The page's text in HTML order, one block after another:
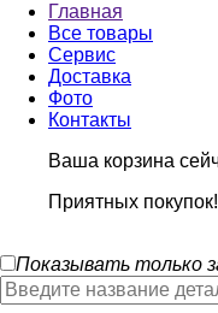
Главная
Все товары
Сервис
Доставка
Фото
Контакты
Ваша корзина
Приятных покупок!
Показывать только